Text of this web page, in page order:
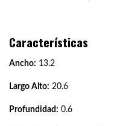
Características
Ancho: 13.2
Largo Alto: 20.6
Profundidad: 0.6